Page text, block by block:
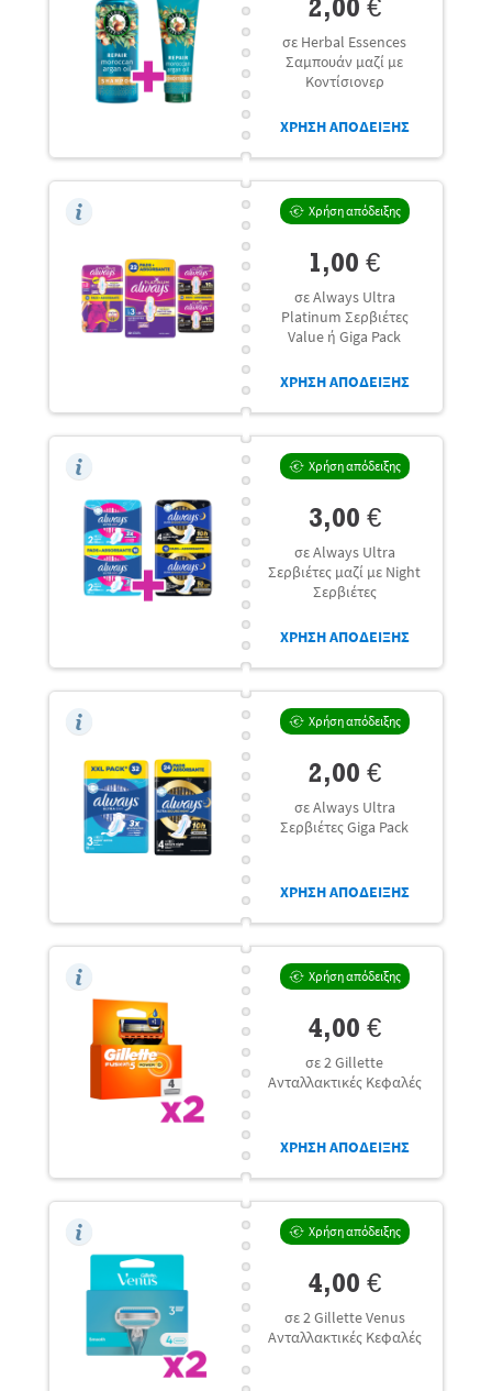
σε Herbal Essences
Σαμπουάν μαζί με
Κοντίσιονερ
ΧΡΗΣΗ ΑΠΟΔΕΙΞΗΣ
Χρήση απόδειξης
1,00 €
σε Always Ultra
Platinum Σερβιέτες
Value ή Giga Pack
ΧΡΗΣΗ ΑΠΟΔΕΙΞΗΣ
Χρήση απόδειξης
3,00 €
σε Always Ultra
Σερβιέτες μαζί με Night
Σερβιέτες
ΧΡΗΣΗ ΑΠΟΔΕΙΞΗΣ
Χρήση απόδειξης
2,00 €
σε Always Ultra
Σερβιέτες Giga Pack
ΧΡΗΣΗ ΑΠΟΔΕΙΞΗΣ
Χρήση απόδειξης
4,00 €
σε 2 Gillette
Ανταλλακτικές Κεφαλές
ΧΡΗΣΗ ΑΠΟΔΕΙΞΗΣ
Χρήση απόδειξης
4,00 €
σε 2 Gillette Venus
Ανταλλακτικές Κεφαλές